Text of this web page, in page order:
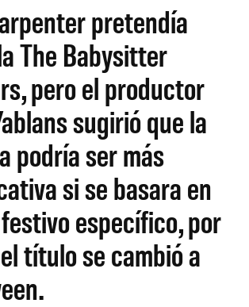
pretendía
The Babysitter
pero el productor
sugirió que la
podría ser más
si se basara en
específico, por
título se cambió a